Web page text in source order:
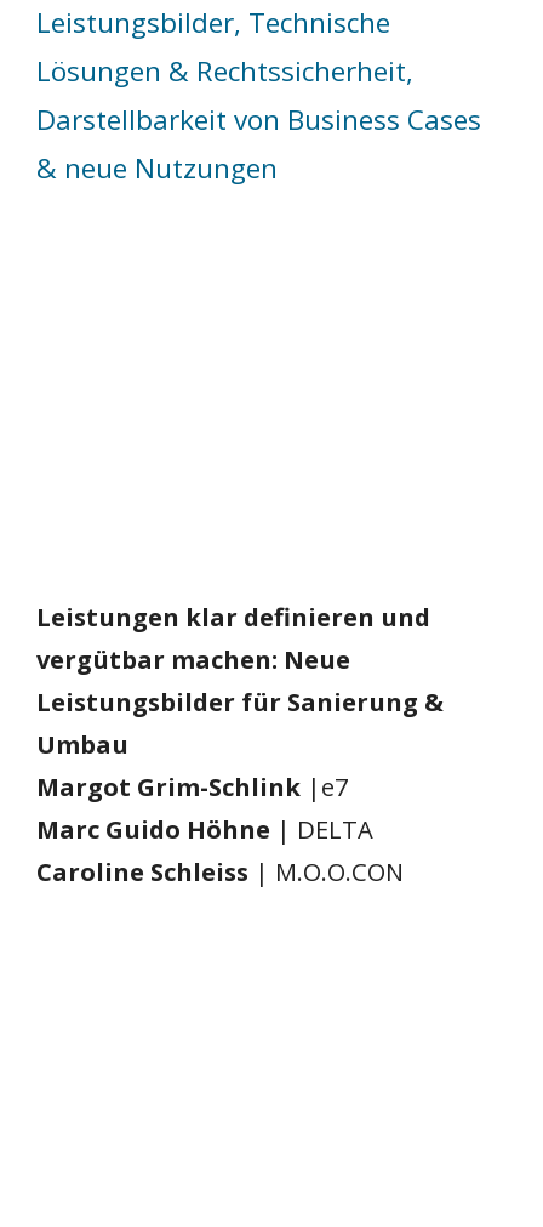
Leistungsbilder, Technische
Lösungen & Rechtssicherheit,
Darstellbarkeit von Business Cases
& neue Nutzungen
Leistungen klar definieren und
vergütbar machen: Neue
Leistungsbilder für Sanierung &
Umbau
Margot Grim-Schlink |e7
Marc Guido Höhne | DELTA
Caroline Schleiss | M.O.O.CON